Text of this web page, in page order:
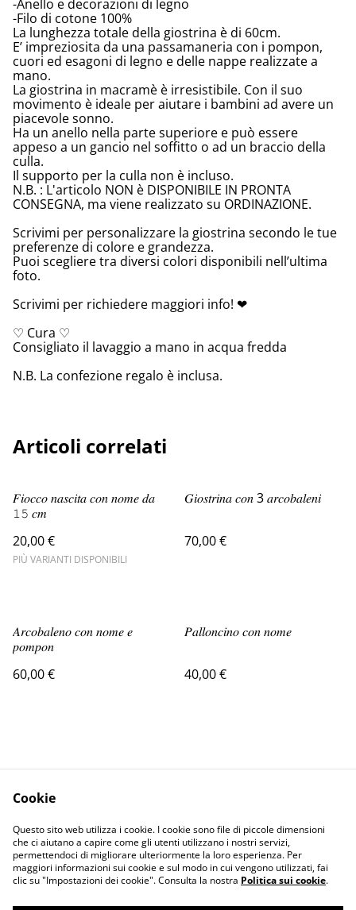
-Anello e decorazioni di legno
-Filo di cotone 100%
La lunghezza totale della giostrina è di 60cm.
E’ impreziosita da una passamaneria con i pompon,
cuori ed esagoni di legno e delle nappe realizzate a
mano.
La giostrina in macramè è irresistibile. Con il suo
movimento è ideale per aiutare i bambini ad avere un
piacevole sonno.
Ha un anello nella parte superiore e può essere
appeso a un gancio nel soffitto o ad un braccio della
culla.
Il supporto per la culla non è incluso.
N.B. : L'articolo NON è DISPONIBILE IN PRONTA
CONSEGNA, ma viene realizzato su ORDINAZIONE.
Scrivimi per personalizzare la giostrina secondo le tue
preferenze di colore e grandezza.
Puoi scegliere tra diversi colori disponibili nell’ultima
foto.
Scrivimi per richiedere maggiori info! ❤
♡ Cura ♡
Consigliato il lavaggio a mano in acqua fredda
N.B. La confezione regalo è inclusa.
Articoli correlati
𝐹𝑖𝑜𝑐𝑐𝑜 𝑛𝑎𝑠𝑐𝑖𝑡𝑎 𝑐𝑜𝑛 𝑛𝑜𝑚𝑒 𝑑𝑎
𝟷𝟻 𝑐𝑚
20,00 €
PIÙ VARIANTI DISPONIBILI
𝐺𝑖𝑜𝑠𝑡𝑟𝑖𝑛𝑎 𝑐𝑜𝑛 3 𝑎𝑟𝑐𝑜𝑏𝑎𝑙𝑒𝑛𝑖
70,00 €
𝐴𝑟𝑐𝑜𝑏𝑎𝑙𝑒𝑛𝑜 𝑐𝑜𝑛 𝑛𝑜𝑚𝑒 𝑒
𝑝𝑜𝑚𝑝𝑜𝑛
60,00 €
𝑃𝑎𝑙𝑙𝑜𝑛𝑐𝑖𝑛𝑜 𝑐𝑜𝑛 𝑛𝑜𝑚𝑒
40,00 €
Contact Us
Legal Terms
Privacy Policy
Cookie Policy
Cookie
Questo sito web utilizza i cookie. I cookie sono file di piccole dimensioni
che ci aiutano a capire come gli utenti utilizzano i nostri servizi,
permettendoci di migliorare ulteriormente la loro esperienza. Per
maggiori informazioni sui cookie e sul modo in cui vengono utilizzati, fai
clic su "Impostazioni dei cookie". Consulta la nostra Politica sui cookie.